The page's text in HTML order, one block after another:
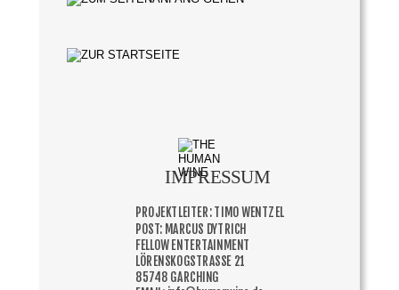
PROJEKTLEITER: TIMO WENTZEL
POST: MARCUS DYTRICH
FELLOW ENTERTAINMENT
LÖRENSKOGSTRASSE 21
85748 GARCHING
IMPRESSUM